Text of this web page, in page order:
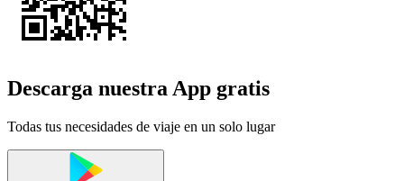
Descarga nuestra App gratis
Todas tus necesidades de viaje en un solo lugar